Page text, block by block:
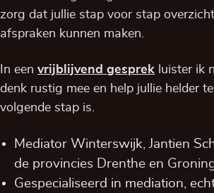
zorg dat jullie stap voor stap
afspraken kunnen maken.
In een vrijblijvend gesprek luister ik
denk rustig mee en help jullie helder
volgende stap is.
Mediator Winterswijk, Jantien
de provincies Drenthe en
Gespecialiseerd in mediation,